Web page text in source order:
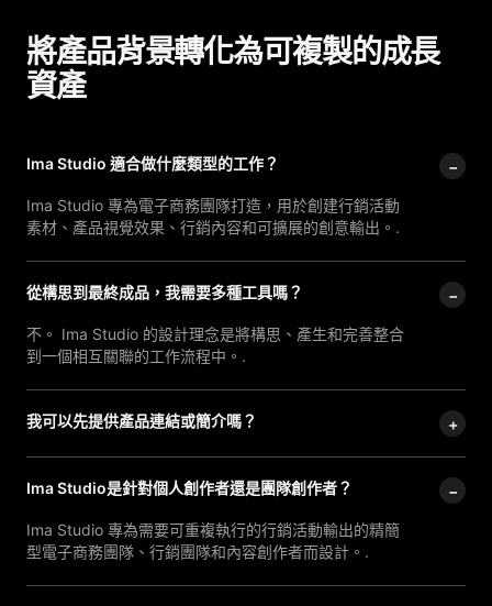
Seedream 5.0
多模態影像生成與編輯
從文字或圖像製作多鏡頭視頻
將產品背景轉化為可複製的成長
資產
Ima Studio 適合做什麼類型的工作？ −
Ima Studio 專為電子商務團隊打造，用於創建行銷活動
素材、產品視覺效果、行銷內容和可擴展的創意輸出。.
從構思到最終成品，我需要多種工具嗎？ −
不。 Ima Studio 的設計理念是將構思、產生和完善整合
到一個相互關聯的工作流程中。.
我可以先提供產品連結或簡介嗎？ +
Ima Studio是針對個人創作者還是團隊創作者？ −
Ima Studio 專為需要可重複執行的行銷活動輸出的精簡
型電子商務團隊、行銷團隊和內容創作者而設計。.